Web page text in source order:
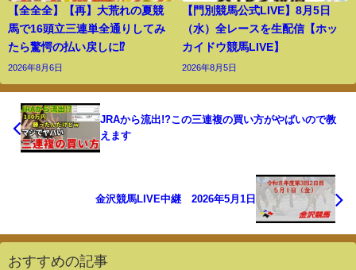
【全全全】【再】大荒れの夏競
馬で16頭立三連単全通りしてみ
たら驚愕の払い戻しに⁉︎
2026年8月6日
【門別競馬公式LIVE】8月5日
（水）全レースを生配信【ホッ
カイドウ競馬LIVE】
2026年8月5日
JRAから流出!?この三連複の買い方がやばいので教
えます
金沢競馬LIVE中継 2026年5月1日
おすすめの記事